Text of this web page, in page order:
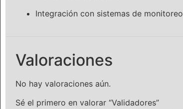
Integración con sistemas de monitoreo
Valoraciones
No hay valoraciones aún.
Sé el primero en valorar “Validadores”